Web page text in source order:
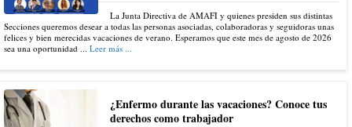
La Junta Directiva de AMAFI y quienes presiden sus distintas
Secciones queremos desear a todas las personas asociadas, colaboradoras y seguidoras unas
felices y bien merecidas vacaciones de verano. Esperamos que este mes de agosto de 2026
sea una oportunidad ... Leer más ...
¿Enfermo durante las vacaciones? Conoce tus
derechos como trabajador